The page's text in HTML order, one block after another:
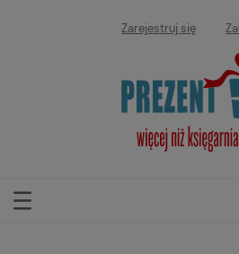
Zarejestruj się